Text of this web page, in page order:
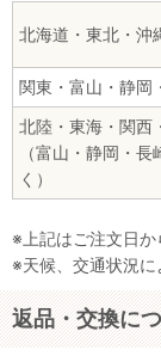
北海道・東北・沖
関東・富山・静岡
北陸・東海・関西
（富山・静岡・
く）
※上記はご注文日か
※天候、交通状況に
返品・交換に